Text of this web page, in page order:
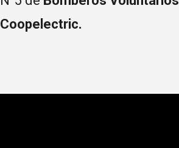
Coopelectric.